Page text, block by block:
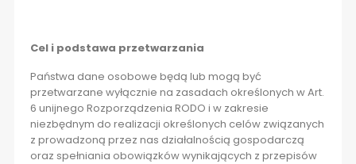
Cel i podstawa przetwarzania
Państwa dane osobowe będą lub mogą być
przetwarzane wyłącznie na zasadach określonych w Art.
6 unijnego Rozporządzenia RODO i w zakresie
niezbędnym do realizacji określonych celów związanych
z prowadzoną przez nas działalnością gospodarczą
oraz spełniania obowiązków wynikających z przepisów